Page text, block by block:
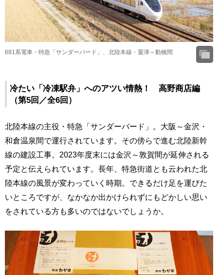
681系電車・特急「サンダーバード」、北陸本線・粟津～動橋間
冷たい「冷凍駅弁」へのアツい情熱！ 高野商店編
（第5回／全6回）
北陸本線の主役・特急「サンダーバード」。大阪～金沢・
和倉温泉間で運行されています。その傍らで進む北陸新幹
線の建設工事。2023年度末には金沢～敦賀間が延伸される
予定と伝えられています。長年、特急街道とも云われた北
陸本線の風景が変わっていく時期。できるだけ足を運びた
いところですが、なかなか出かけられずにもどかしい思い
をされている方も多いのではないでしょうか。